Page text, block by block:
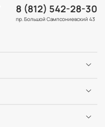
8 (812) 542-28-30
пр. Большой Сампсониевский 43